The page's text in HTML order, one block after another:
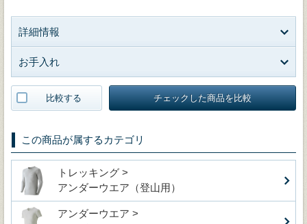
詳細情報
お手入れ
比較する チェックした商品を比較
この商品が属するカテゴリ
トレッキング >
アンダーウエア（登山用）
アンダーウエア >